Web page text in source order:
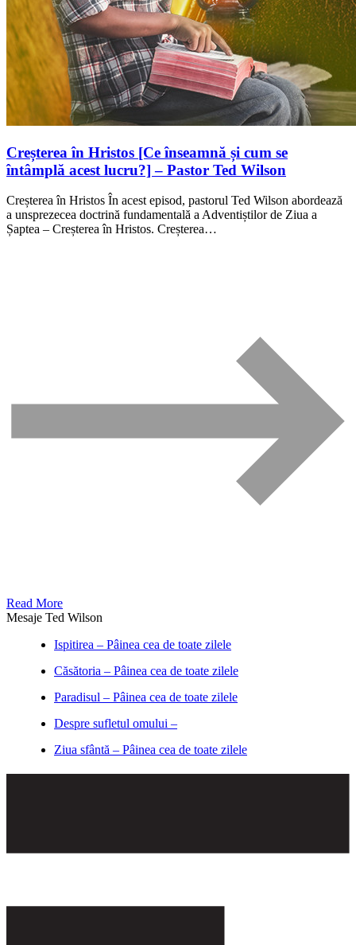
Creșterea în Hristos [Ce înseamnă și cum se
întâmplă acest lucru?] – Pastor Ted Wilson
Creșterea în Hristos În acest episod, pastorul Ted Wilson abordează
a unsprezecea doctrină fundamentală a Adventiștilor de Ziua a
Șaptea – Creșterea în Hristos. Creșterea…
Read More
Mesaje Ted Wilson
Ispitirea – Pâinea cea de toate zilele
Căsătoria – Pâinea cea de toate zilele
Paradisul – Pâinea cea de toate zilele
Despre sufletul omului –
Ziua sfântă – Pâinea cea de toate zilele